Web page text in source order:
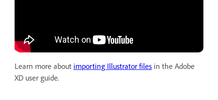
Learn more about importing Illustrator files in the Adobe
XD user guide.